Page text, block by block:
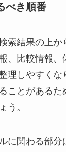
べき順番
索結果の上か
、比較情報、
理しやすくな
ことがあるた
う。
に関わる部分